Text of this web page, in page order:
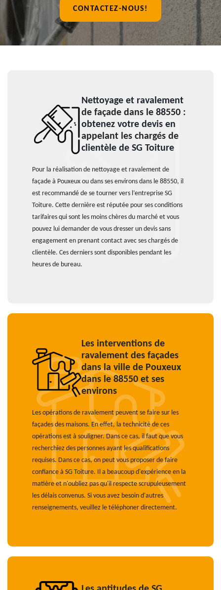
CONTACTEZ-NOUS!
Nettoyage et ravalement
de façade dans le 88550 :
obtenez votre devis en
appelant les chargés de
clientèle de SG Toiture
Pour la réalisation de nettoyage et ravalement de
façade à Pouxeux ou dans ses environs dans le 88550, il
est recommandé de se tourner vers l’entreprise SG
Toiture. Cette dernière est réputée pour ses conditions
tarifaires qui sont les moins chères du marché et vous
pouvez lui demander de vous dresser un devis sans
engagement en prenant contact avec ses chargés de
clientèle. Ces derniers sont disponibles pendant les
heures de bureau.
Les interventions de
ravalement des façades
dans la ville de Pouxeux
dans le 88550 et ses
environs
Les opérations de ravalement peuvent se faire sur les
façades des maisons. En effet, la technicité de ces
opérations est à souligner. Dans ce cas, il faut que vous
recherchiez des personnes ayant les qualifications
requises. Dans ce cas, on peut vous proposer de faire
confiance à SG Toiture. Il a beaucoup d'expérience en la
matière et n'oubliez pas qu'il respecte scrupuleusement
les délais convenus. Si vous avez besoin d'autres
renseignements, veuillez le téléphoner directement.